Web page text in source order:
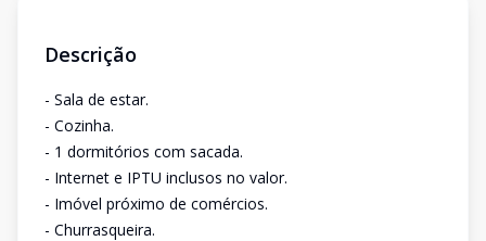
Descrição
- Sala de estar.
- Cozinha.
- 1 dormitórios com sacada.
- Internet e IPTU inclusos no valor.
- Imóvel próximo de comércios.
- Churrasqueira.